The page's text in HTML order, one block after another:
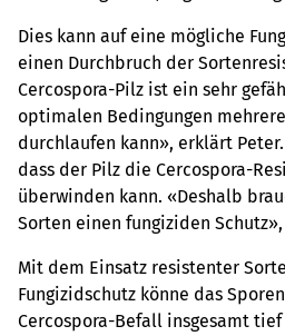
Dies kann auf eine mögliche
einen Durchbruch der
Cercospora-Pilz ist ein sehr
optimalen Bedingungen
durchlaufen kann», erklärt
dass der Pilz die Cercospora-
überwinden kann. «Deshalb
Sorten einen fungiziden
Mit dem Einsatz resistenter
Fungizidschutz könne das
Cercospora-Befall insgesamt